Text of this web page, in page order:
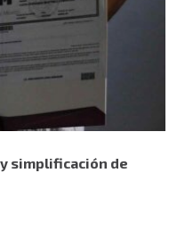
simplificación de